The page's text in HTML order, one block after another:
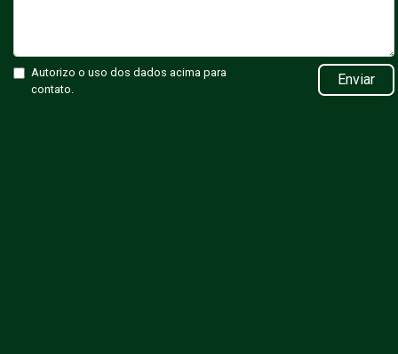
Autorizo o uso dos dados acima para
contato.
Enviar